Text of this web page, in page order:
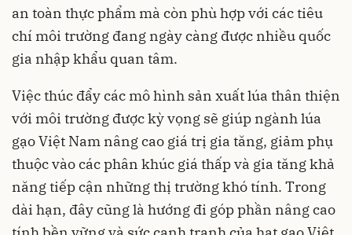
an toàn thực phẩm mà còn phù hợp với các tiêu
chí môi trường đang ngày càng được nhiều quốc
gia nhập khẩu quan tâm.
Việc thúc đẩy các mô hình sản xuất lúa thân thiện
với môi trường được kỳ vọng sẽ giúp ngành lúa
gạo Việt Nam nâng cao giá trị gia tăng, giảm phụ
thuộc vào các phân khúc giá thấp và gia tăng khả
năng tiếp cận những thị trường khó tính. Trong
dài hạn, đây cũng là hướng đi góp phần nâng cao